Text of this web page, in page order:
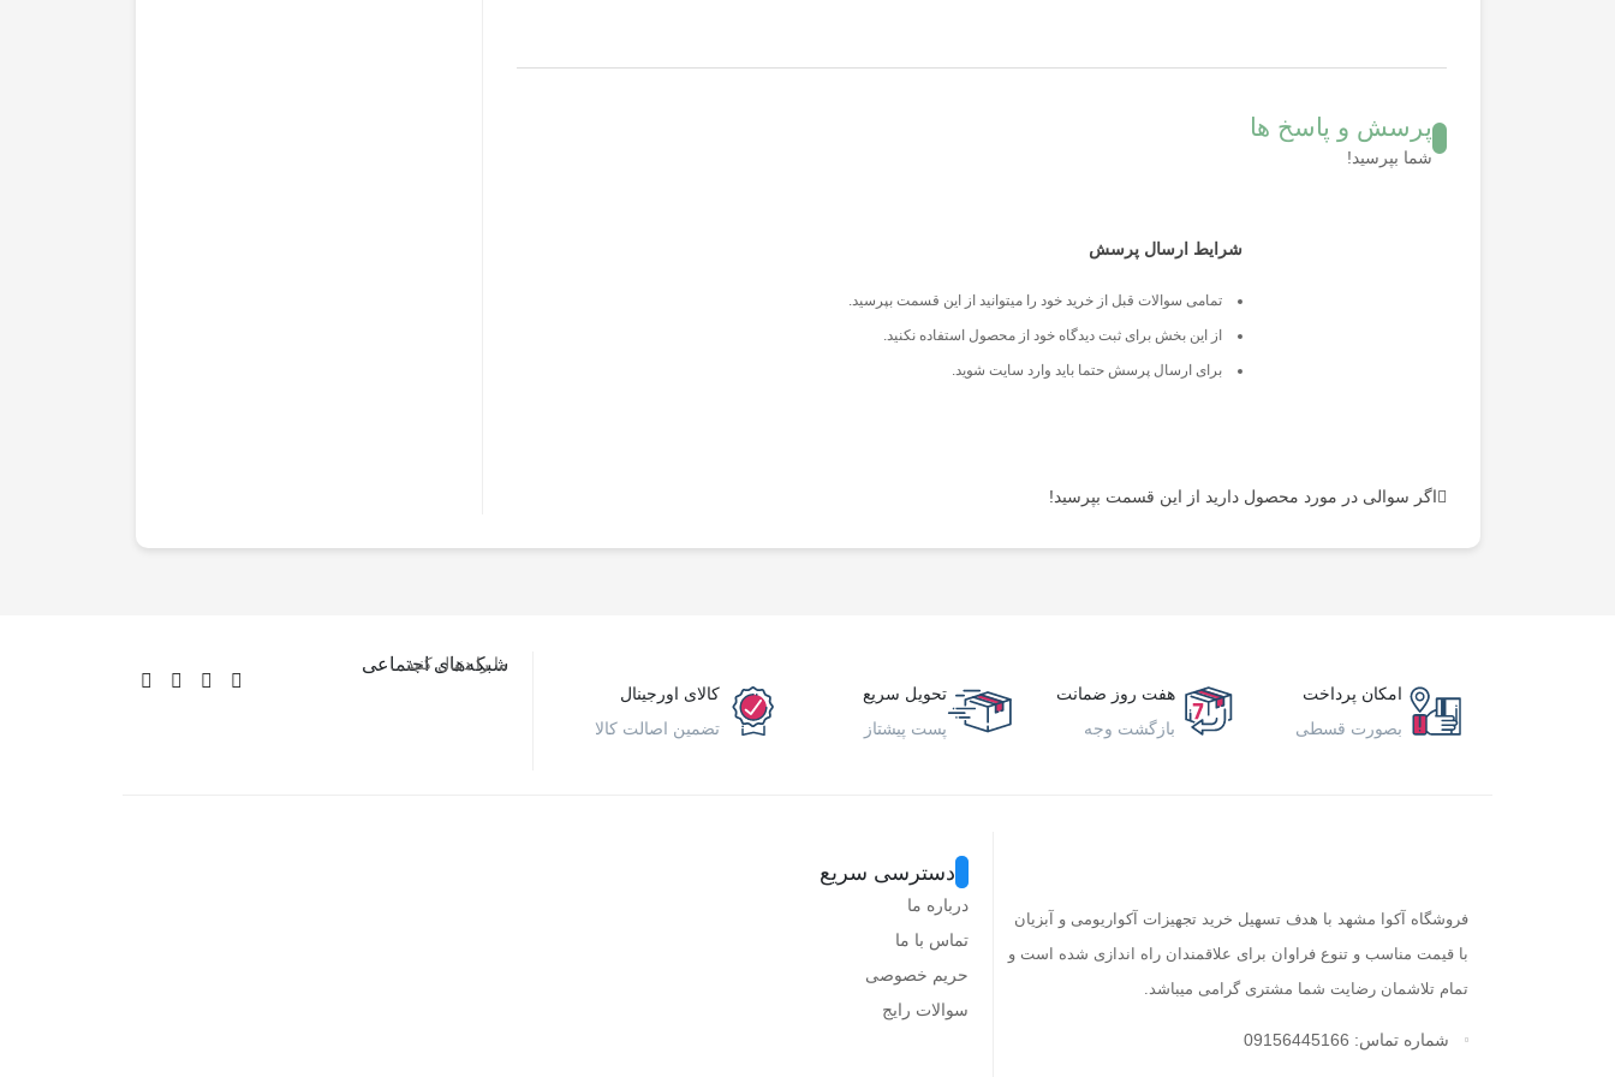
پرسش و پاسخ ها
شما بپرسید!
شرایط ارسال پرسش
تمامی سوالات قبل از خرید خود را میتوانید از این قسمت بپرسید.
از این بخش برای ثبت دیدگاه خود از محصول استفاده نکنید.
برای ارسال پرسش حتما باید وارد سایت شوید.
اگر سوالی در مورد محصول دارید از این قسمت بپرسید!
امکان پرداخت
بصورت قسطی
هفت روز ضمانت
بازگشت وجه
تحویل سریع
پست پیشتاز
کالای اورجینال
تضمین اصالت کالا
شبکه‌های اجتماعی
ما را دنبال کنید…
فروشگاه آکوا مشهد با هدف تسهیل خرید تجهیزات آکواریومی و آبزیان
با قیمت مناسب و تنوع فراوان برای علاقمندان راه اندازی شده است و
تمام تلاشمان رضایت شما مشتری گرامی میباشد.
شماره تماس: 09156445166
دسترسی سریع
درباره ما
تماس با ما
حریم خصوصی
سوالات رایج